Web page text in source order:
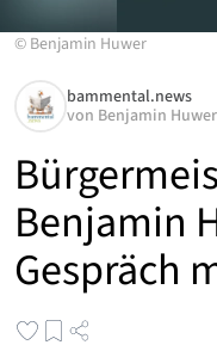
© Benjamin Huwer
Benjamin
Gespräch
bammental.news
von Benjamin Huwer